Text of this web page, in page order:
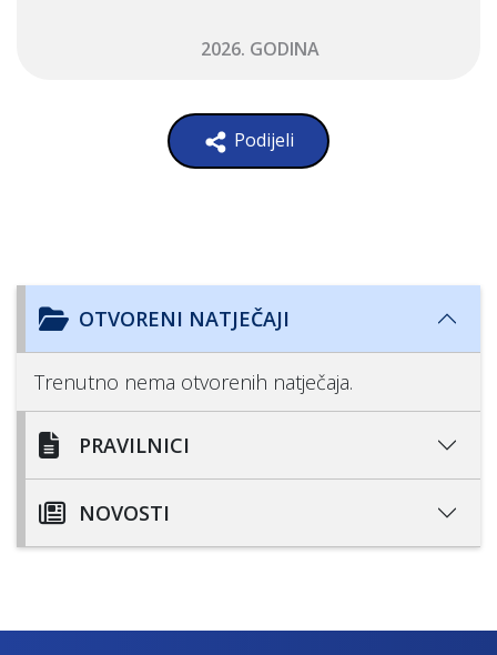
2026. GODINA
Podijeli
OTVORENI NATJEČAJI
Trenutno nema otvorenih natječaja.
PRAVILNICI
NOVOSTI